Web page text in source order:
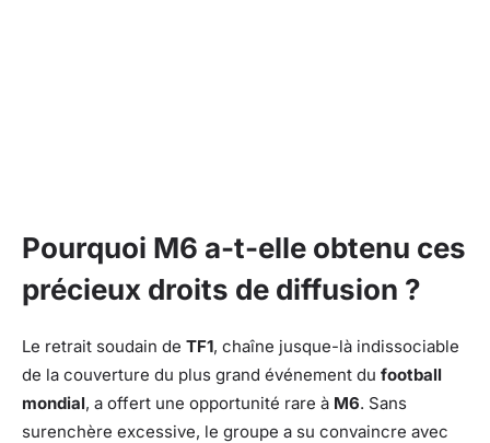
Pourquoi M6 a-t-elle obtenu ces
précieux droits de diffusion ?
Le retrait soudain de TF1, chaîne jusque-là indissociable
de la couverture du plus grand événement du football
mondial, a offert une opportunité rare à M6. Sans
surenchère excessive, le groupe a su convaincre avec